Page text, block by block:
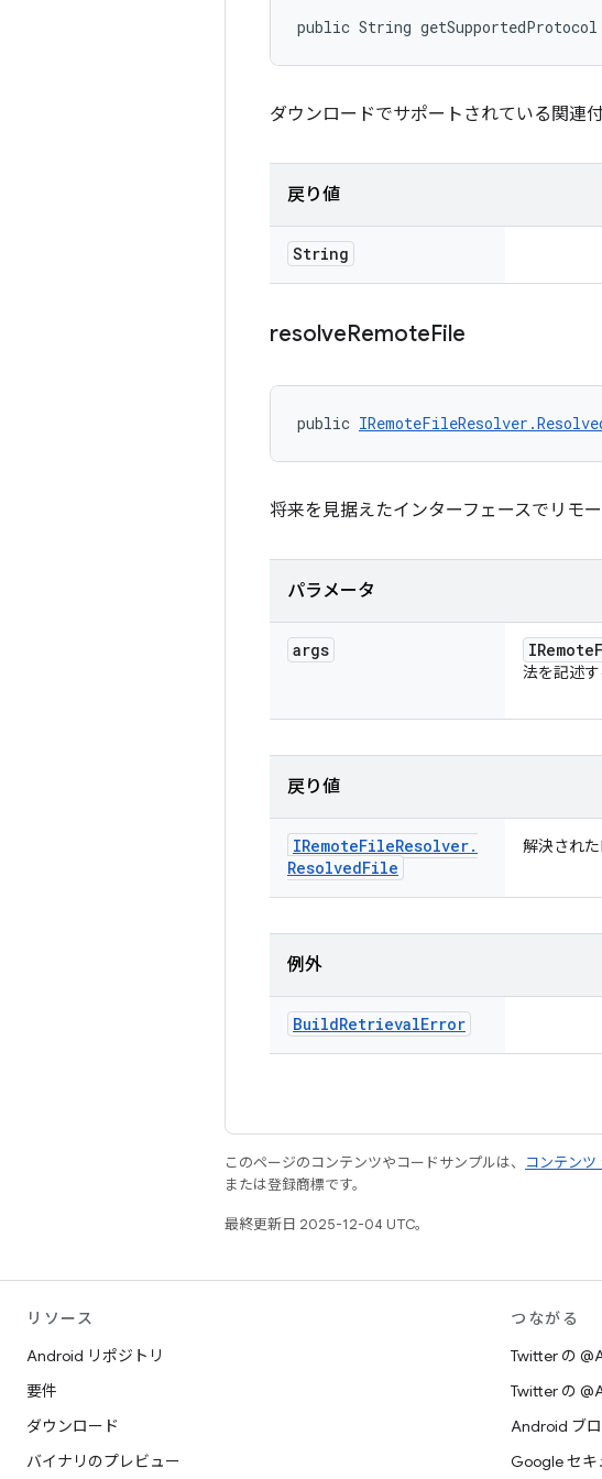
public String
ダウンロードでサポートされている関連
戻り値
String
resolveRemoteFile
public
将来を見据えたインターフェースでリモ
パラメータ
args IRemote
法を記述す
戻り値
IRemoteFileResolver.
ResolvedFile
解決された
例外
BuildRetrievalError
このページのコンテンツやコードサンプルは、 コンテンツ
または登録商標です。
最終更新日 2025-12-04 UTC。
リソース
Android リポジトリ
要件
ダウンロード
バイナリのプレビュー
つながる
Twitter の
Twitter の
Android ブ
Google セキ